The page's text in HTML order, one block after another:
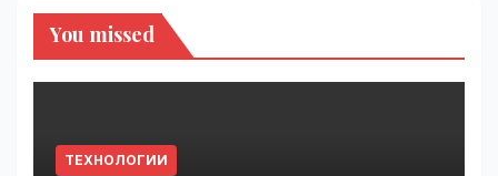
You missed
ТЕХНОЛОГИИ